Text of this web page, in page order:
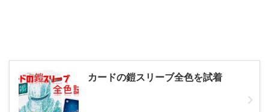
カードの鎧スリーブ全色を試着